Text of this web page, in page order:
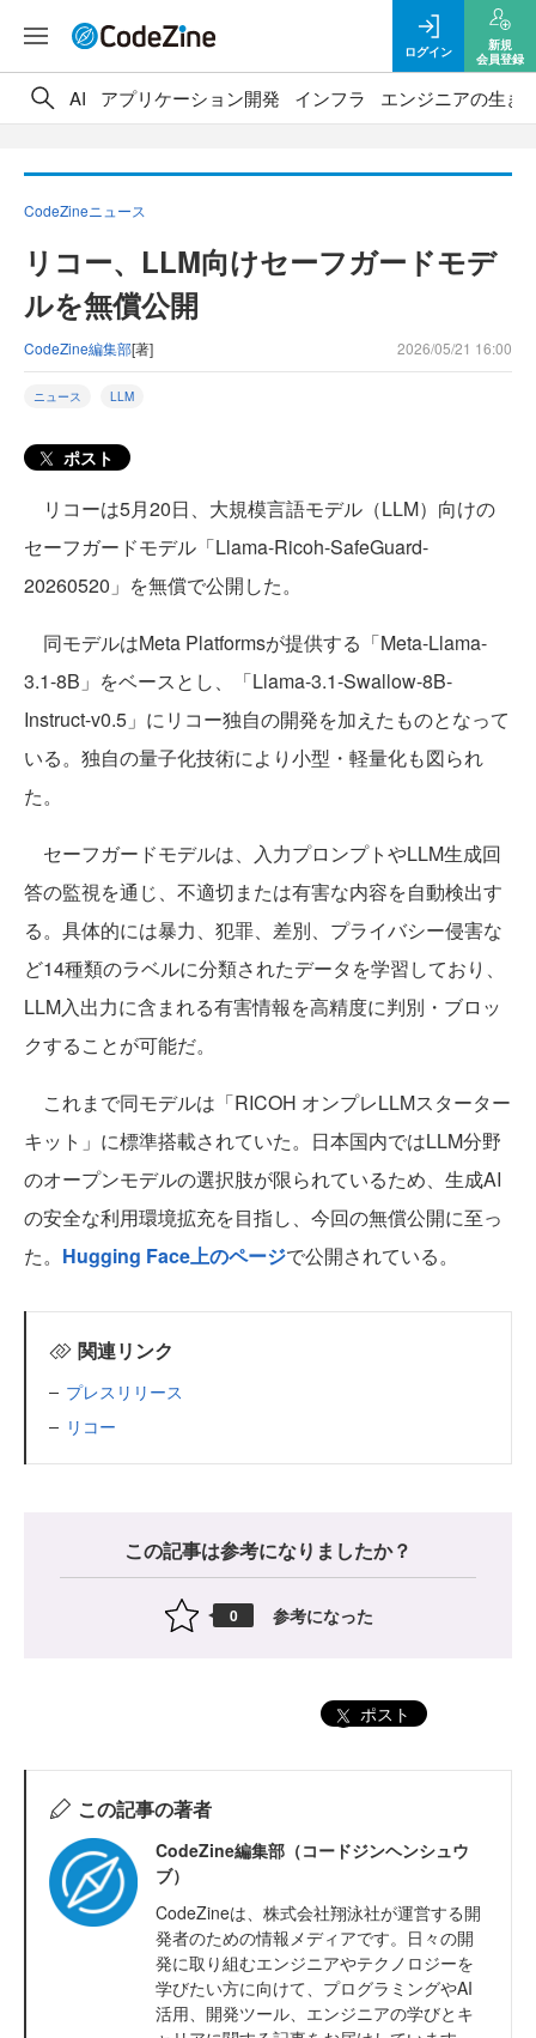
ログイン
新規
会員登録
AI アプリケーション開発 インフラ エンジニアの生き
CodeZineニュース
リコー、LLM向けセーフガードモデ
ルを無償公開
CodeZine編集部[著] 2026/05/21 16:00
ニュース LLM
ポスト
リコーは5月20日、大規模言語モデル（LLM）向けの
セーフガードモデル「Llama-Ricoh-SafeGuard-
20260520」を無償で公開した。
同モデルはMeta Platformsが提供する「Meta-Llama-
3.1-8B」をベースとし、「Llama-3.1-Swallow-8B-
Instruct-v0.5」にリコー独自の開発を加えたものとなって
いる。独自の量子化技術により小型・軽量化も図られ
た。
セーフガードモデルは、入力プロンプトやLLM生成回
答の監視を通じ、不適切または有害な内容を自動検出す
る。具体的には暴力、犯罪、差別、プライバシー侵害な
ど14種類のラベルに分類されたデータを学習しており、
LLM入出力に含まれる有害情報を高精度に判別・ブロッ
クすることが可能だ。
これまで同モデルは「RICOH オンプレLLMスターター
キット」に標準搭載されていた。日本国内ではLLM分野
のオープンモデルの選択肢が限られているため、生成AI
の安全な利用環境拡充を目指し、今回の無償公開に至っ
た。 Hugging Face上のページで公開されている。
関連リンク
プレスリリース
リコー
この記事は参考になりましたか？
0 参考になった
ポスト
この記事の著者
CodeZine編集部（コードジンヘンシュウ
ブ）
CodeZineは、株式会社翔泳社が運営する開
発者のための情報メディアです。日々の開
発に取り組むエンジニアやテクノロジーを
学びたい方に向けて、プログラミングやAI
活用、開発ツール、エンジニアの学びとキ